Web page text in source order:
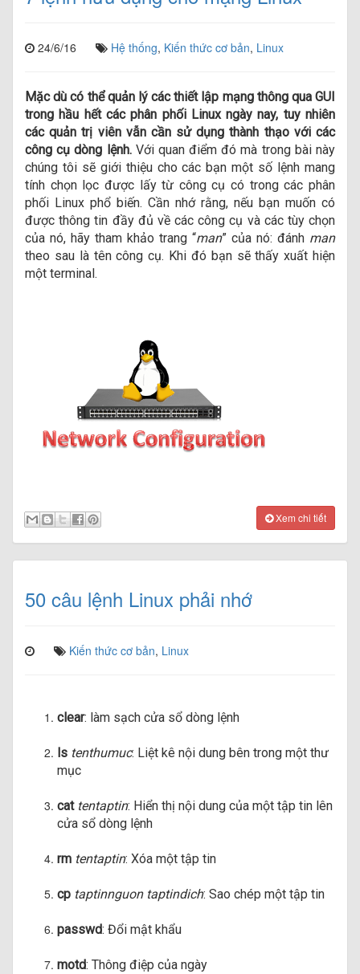
24/6/16 Hệ thống, Kiến thức cơ bản, Linux
Mặc dù có thể quản lý các thiết lập mạng thông qua GUI
trong hầu hết các phân phối Linux ngày nay, tuy nhiên
các quản trị viên vẫn cần sử dụng thành thạo với các
công cụ dòng lệnh. Với quan điểm đó mà trong bài này
chúng tôi sẽ giới thiệu cho các bạn một số lệnh mang
tính chọn lọc được lấy từ công cụ có trong các phân
phối Linux phổ biến. Cần nhớ rằng, nếu bạn muốn có
được thông tin đầy đủ về các công cụ và các tùy chọn
của nó, hãy tham khảo trang “man” của nó: đánh man
theo sau là tên công cụ. Khi đó bạn sẽ thấy xuất hiện
một terminal.
Xem chi tiết
50 câu lệnh Linux phải nhớ
Kiến thức cơ bản, Linux
clear: làm sạch cửa sổ dòng lệnh
ls tenthumuc: Liệt kê nội dung bên trong một thư
mục
cat tentaptin: Hiển thị nội dung của một tập tin lên
cửa sổ dòng lệnh
rm tentaptin: Xóa một tập tin
cp taptinnguon taptindich: Sao chép một tập tin
passwd: Đổi mật khẩu
motd: Thông điệp của ngày